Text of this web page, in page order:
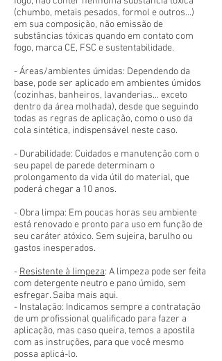
(chumbo, metais pesados, formol e outros...)
em sua composição, não emissão de
substâncias tóxicas quando em contato com
fogo, marca CE, FSC e sustentabilidade.
- Áreas/ambientes úmidas: Dependendo da
base, pode ser aplicado em ambientes úmidos
(cozinhas, banheiros, lavanderias... exceto
dentro da área molhada), desde que seguindo
todas as regras de aplicação, como o uso da
cola sintética, indispensável neste caso.
- Durabilidade: Cuidados e manutenção com o
seu papel de parede determinam o
prolongamento da vida útil do material, que
poderá chegar a 10 anos.
- Obra limpa: Em poucas horas seu ambiente
está renovado e pronto para uso em função de
seu caráter atóxico. Sem sujeira, barulho ou
gastos inesperados.
- Resistente à limpeza: A limpeza pode ser feita
com detergente neutro e pano úmido, sem
esfregar. Saiba mais aqui.
- Instalação: Indicamos sempre a contratação
de um profissional qualificado para fazer a
aplicação, mas caso queira, temos a apostila
com as instruções, para que você mesmo
possa aplicá-lo.